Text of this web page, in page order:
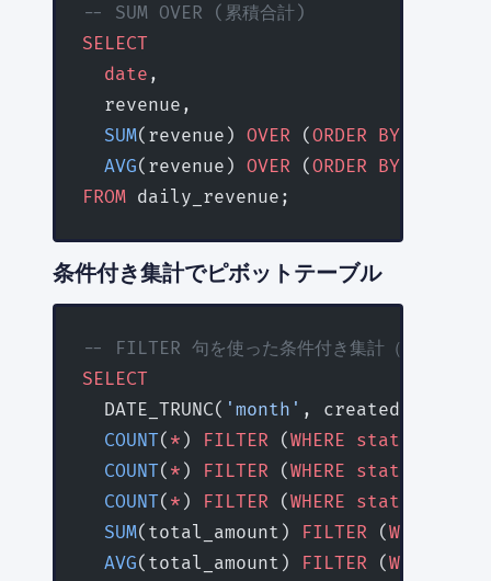
-- SUM OVER (累積合計)
SELECT
  date
,
  revenue,
  SUM
(revenue) OVER (ORDER BY
  AVG
(revenue) OVER (ORDER BY
FROM daily_revenue;
条件付き集計でピボットテーブル
-- FILTER 句を使った条件付き集計（CASE
SELECT
  DATE_TRUNC(
'month' , created_at)
  COUNT
( * ) FILTER (WHERE status
  COUNT
( * ) FILTER (WHERE status
  COUNT
( * ) FILTER (WHERE status
  SUM
(total_amount) FILTER (WHERE
  AVG
(total_amount) FILTER (WHERE